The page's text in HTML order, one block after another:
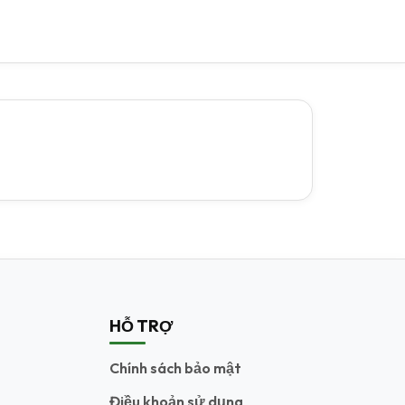
HỖ TRỢ
Chính sách bảo mật
Điều khoản sử dụng